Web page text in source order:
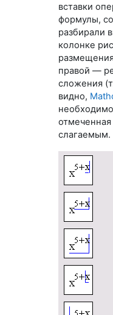
вставки
формулы,
разбирали
колонке
правой —
сложения
видно,
слагаемым.